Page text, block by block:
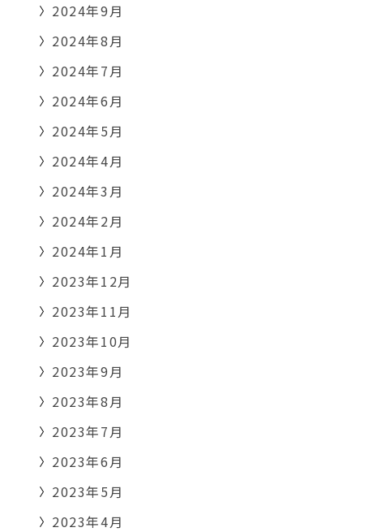
2024年9月
2024年8月
2024年7月
2024年6月
2024年5月
2024年4月
2024年3月
2024年2月
2024年1月
2023年12月
2023年11月
2023年10月
2023年9月
2023年8月
2023年7月
2023年6月
2023年5月
2023年4月